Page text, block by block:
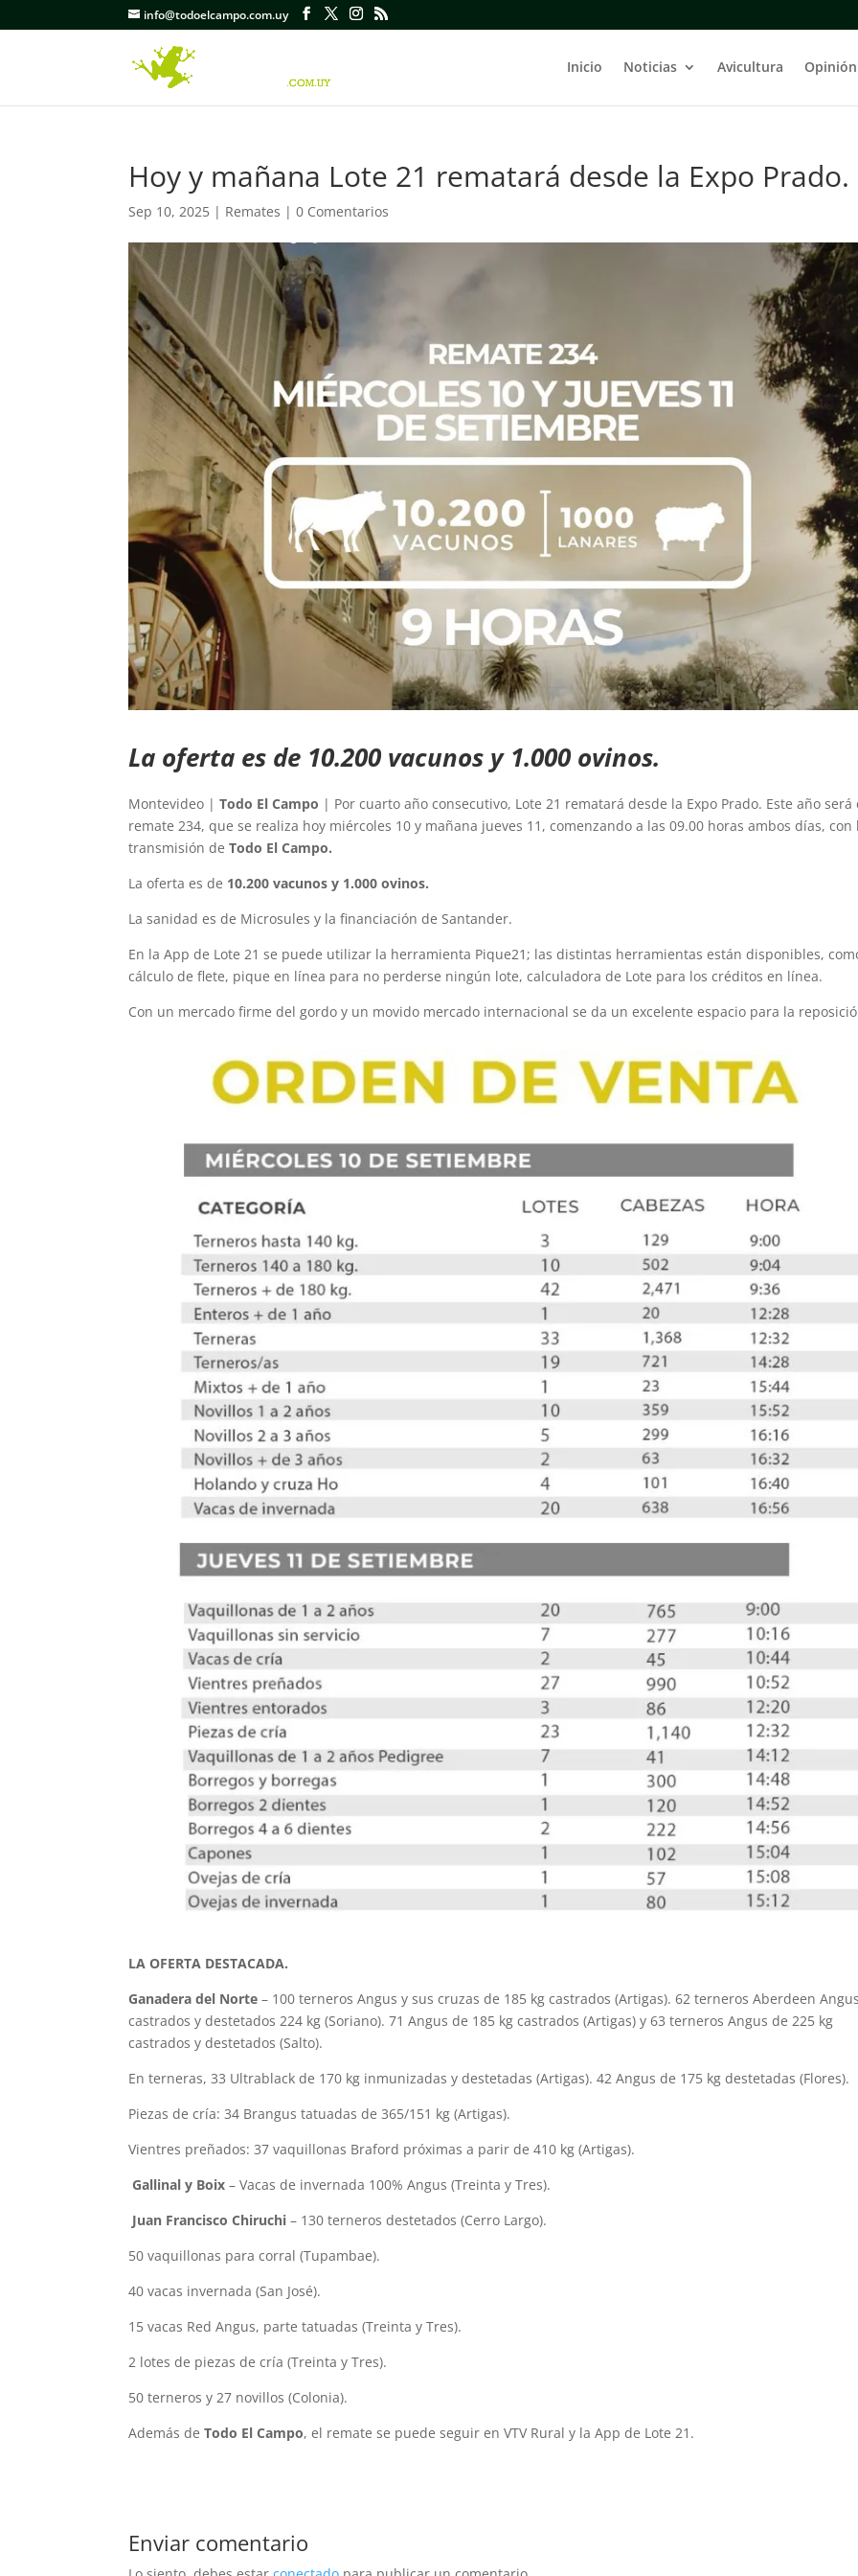
info@todoelcampo.com.uy
Inicio Noticias Avicultura Opinión
Hoy y mañana Lote 21 rematará desde la Expo Prado.
Sep 10, 2025 | Remates |0 Comentarios
La oferta es de 10.200 vacunos y 1.000 ovinos.
Montevideo |Todo El Campo | Por cuarto año consecutivo, Lote 21 rematará desde la Expo Prado. Este año será
remate 234, que se realiza hoy miércoles 10 y mañana jueves 11, comenzando a las 09.00 horas ambos días, con
transmisión deTodo El Campo.
La oferta es de 10.200 vacunos y 1.000 ovinos.
La sanidad es de Microsules y la financiación de Santander.
En la App de Lote 21 se puede utilizar la herramienta Pique21; las distintas herramientas están disponibles,
cálculo de flete, pique en línea para no perderse ningún lote, calculadora de Lote para los créditos en línea.
Con un mercado firme del gordo y un movido mercado internacional se da un excelente espacio para la
LA OFERTA DESTACADA.
Ganadera del Norte – 100 terneros Angus y sus cruzas de 185 kg castrados (Artigas). 62 terneros Aberdeen
castrados y destetados 224 kg (Soriano). 71 Angus de 185 kg castrados (Artigas) y 63 terneros Angus de 225 kg
castrados y destetados (Salto).
En terneras, 33 Ultrablack de 170 kg inmunizadas y destetadas (Artigas). 42 Angus de 175 kg destetadas (Flores).
Piezas de cría: 34 Brangus tatuadas de 365/151 kg (Artigas).
Vientres preñados: 37 vaquillonas Braford próximas a parir de 410 kg (Artigas).
Gallinal y Boix– Vacas de invernada 100% Angus (Treinta y Tres).
Juan Francisco Chiruchi – 130 terneros destetados (Cerro Largo).
50 vaquillonas para corral (Tupambae).
40 vacas invernada (San José).
15 vacas Red Angus, parte tatuadas (Treinta y Tres).
2 lotes de piezas de cría (Treinta y Tres).
50 terneros y 27 novillos (Colonia).
Además deTodo El Campo, el remate se puede seguir en VTV Rural y la App de Lote 21.
Enviar comentario